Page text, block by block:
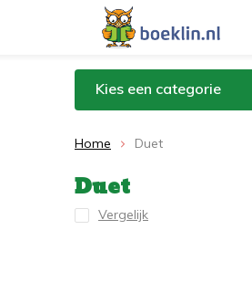
Kies een categorie
Home Duet
Duet
Vergelijk